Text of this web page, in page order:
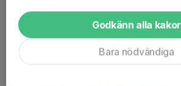
29 jan 2024 0 kommentarer
Godkänn alla kakor
Bara nödvändiga